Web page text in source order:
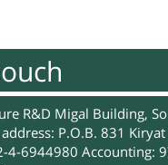
R&D Migal Building,
P.O.B. 831
4-6944980 Accounting: